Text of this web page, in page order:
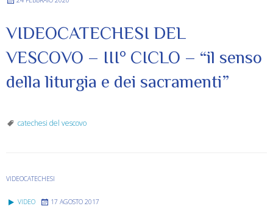
VIDEOCATECHESI DEL
VESCOVO – III° CICLO – “il senso
della liturgia e dei sacramenti”
catechesi del vescovo
VIDEOCATECHESI
VIDEO 17 AGOSTO 2017